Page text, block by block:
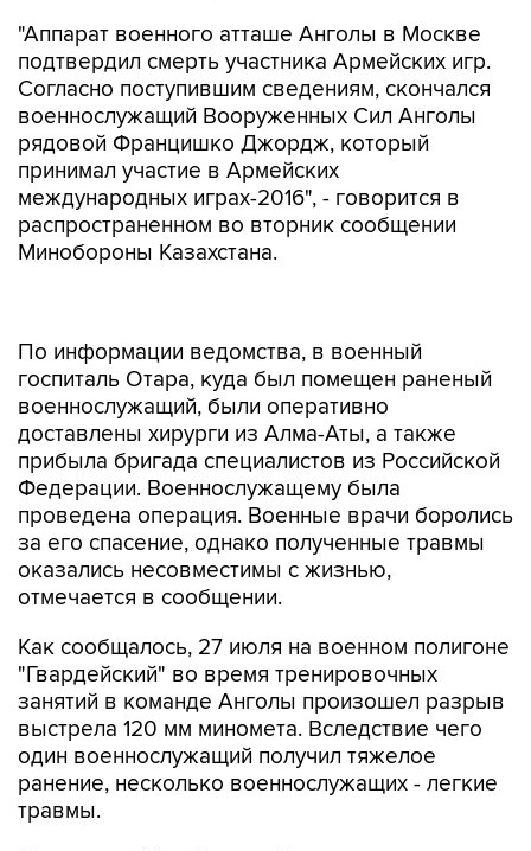
"Аппарат военного атташе Анголы в Москве
подтвердил смерть участника Армейских игр.
Согласно поступившим сведениям, скончался
военнослужащий Вооруженных Сил Анголы
рядовой Францишко Джордж, который
принимал участие в Армейских
международных играх-2016", - говорится в
распространенном во вторник сообщении
Минобороны Казахстана.
военнослужащий, были оперативно
доставлены хирурги из Алма-Аты, а также
прибыла бригада специалистов из Российской
Федерации. Военнослужащему была
проведена операция. Военные врачи боролись
за его спасение, однако полученные травмы
оказались несовместимы с жизнью,
отмечается в сообщении.
Как сообщалось, 27 июля на военном полигоне
занятий в команде Анголы произошел разрыв
выстрела 120 мм миномета. Вследствие чего
один военнослужащий получил тяжелое
ранение, несколько военнослужащих - легкие
травмы.
По данным Минобороны Казахстана,